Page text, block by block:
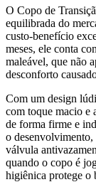
O Copo de
equilibrada do
custo-benefício
meses, ele conta
maleável, que não
desconforto
Com um design
com toque macio e
de forma firme e
o desenvolvimento,
válvula
quando o copo é
higiênica protege o